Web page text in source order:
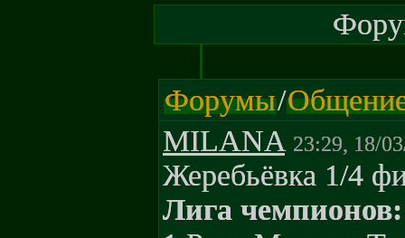
Форумы/
MILANA 23:29, 18/
Жеребьёвка 1/4
Лига чемпионов: